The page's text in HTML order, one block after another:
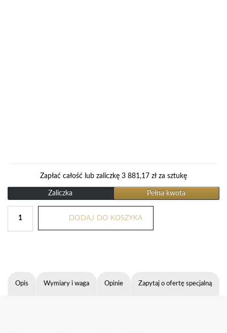
Zapłać całość lub zaliczkę 3 881,17 zł za sztukę
Zaliczka Pełna kwota
DODAJ DO KOSZYKA
Opis Wymiary i waga Opinie Zapytaj o ofertę specjalną